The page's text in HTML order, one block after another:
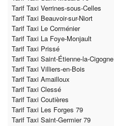
Tarif Taxi Verrines-sous-Celles
Tarif Taxi Beauvoir-sur-Niort
Tarif Taxi Le Corménier
Tarif Taxi La Foye-Monjault
Tarif Taxi Prissé
Tarif Taxi Saint-Étienne-la-Cigogne
Tarif Taxi Villiers-en-Bois
Tarif Taxi Amailloux
Tarif Taxi Clessé
Tarif Taxi Coutières
Tarif Taxi Les Forges 79
Tarif Taxi Saint-Germier 79